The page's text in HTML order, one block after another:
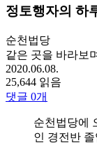
정토행자의 하
순천법당
같은 곳을 바라보
2020.06.08.
25,644 읽음
댓글 0개
순천법당에
인 경전반